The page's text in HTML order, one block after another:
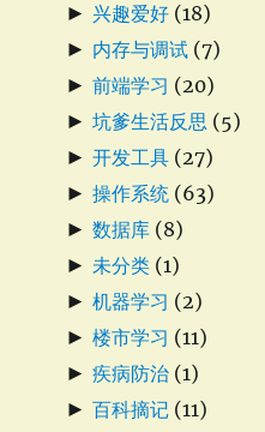
► 兴趣爱好 (18)
► 内存与调试 (7)
► 前端学习 (20)
► 坑爹生活反思 (5)
► 开发工具 (27)
► 操作系统 (63)
► 数据库 (8)
► 未分类 (1)
► 机器学习 (2)
► 楼市学习 (11)
► 疾病防治 (1)
► 百科摘记 (11)